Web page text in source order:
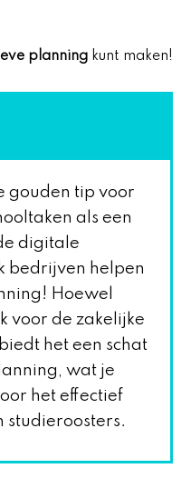
planning kunt maken!
gouden tip voor
als een
digitale
bedrijven helpen
Hoewel
voor de zakelijke
het een schat
wat je
het effectief
studieroosters.